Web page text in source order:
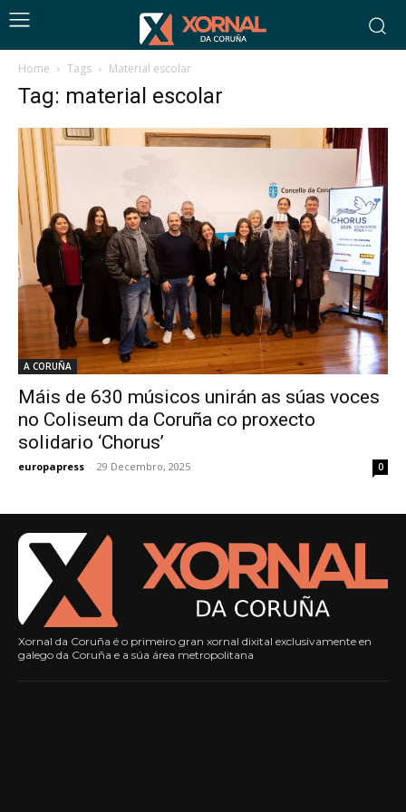
Home Tags Material escolar
Tag: material escolar
A CORUÑA
Máis de 630 músicos unirán as súas voces
no Coliseum da Coruña co proxecto
solidario ‘Chorus’
europapress - 29 Decembro, 2025 0
Xornal da Coruña é o primeiro gran xornal dixital exclusivamente en
galego da Coruña e a súa área metropolitana